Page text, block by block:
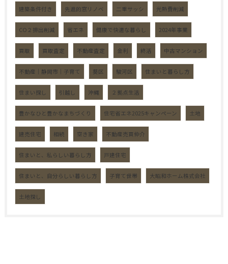
建築条件付き 先進的窓リノベ 二重サッシ 光熱費削減
CO２排出削減 省エネ 健康で快適な暮らし 2024年事業
買取 買取査定 不動産査定 金利 終活 中古マンション
不動産｜静岡市｜子育て 葵区 駿河区 住まいと暮らし方
住まい探し 引越し 沖縄 ２拠点生活
豊かなひと豊かなまちづくり 住宅省エネ2025キャンペーン 土地
建売住宅 相続 空き家 不動産売買仲介
住まいと、私らしい暮らし方 戸建住宅
住まいと、自分らしい暮らし方 子育て世帯 大昭和ホーム株式会社
土地探し